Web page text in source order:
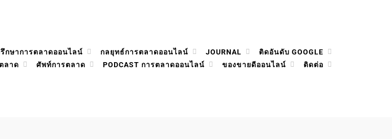
กษาการตลาดออนไลน์ กลยุทธ์การตลาดออนไลน์ JOURNAL
ติดอันดับ GOOGLE
ลาด
ศัพท์การตลาด PODCAST การตลาดออนไลน์ ของขายดีออนไลน์ ติดต่อ